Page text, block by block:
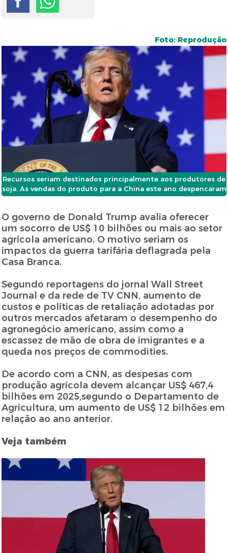
Foto: Reprodução
Recursos seriam destinados principalmente aos produtores de
soja. As vendas do produto para a China este ano despencaram
O governo de Donald Trump avalia oferecer
um socorro de US$ 10 bilhões ou mais ao setor
agrícola americano. O motivo seriam os
impactos da guerra tarifária deflagrada pela
Casa Branca.
Segundo reportagens do jornal Wall Street
Journal e da rede de TV CNN, aumento de
custos e políticas de retaliação adotadas por
outros mercados afetaram o desempenho do
agronegócio americano, assim como a
escassez de mão de obra de imigrantes e a
queda nos preços de commodities.
De acordo com a CNN, as despesas com
produção agrícola devem alcançar US$ 467,4
bilhões em 2025,segundo o Departamento de
Agricultura, um aumento de US$ 12 bilhões em
relação ao ano anterior.
Veja também